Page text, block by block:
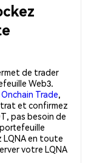
de trader
Web3.
Trade,
et confirmez
pas besoin de
LQNA en toute
votre LQNA